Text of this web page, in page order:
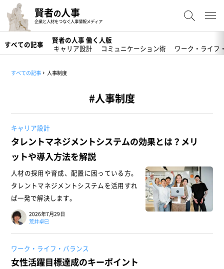
賢者の人事
企業と人材をつなぐ人事情報メディア
すべての記事
賢者の人事 働く人版
キャリア設計
コミュニケーション術 ワーク・ライフ
すべての記事 人事制度
#人事制度
キャリア設計
タレントマネジメントシステムの効果とは？メリ
ットや導入方法を解説
人材の採用や育成、配置に困っている方。
タレントマネジメントシステムを活用すれ
ば一発で解決します。
2026年7月29日
荒井卓巳
ワーク・ライフ・バランス
女性活躍目標達成のキーポイント